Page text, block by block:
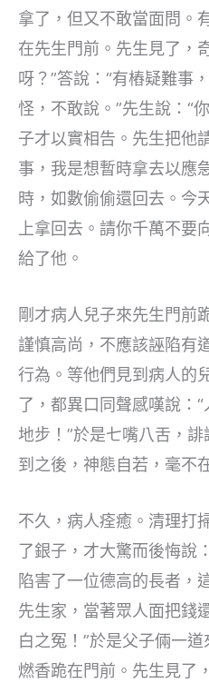
拿了，但又不敢當面問。
在先生門前。先生見了，
呀？”答說：“有樁疑難事
怪，不敢說。”先生說：“
子才以實相告。先生把他
事，我是想暫時拿去以應
時，如數偷偷還回去。今
上拿回去。請你千萬不要
給了他。
剛才病人兒子來先生門前
謹慎高尚，不應該誣陷有
行為。等他們見到病人的
了，都異口同聲感嘆說：
地步！”於是七嘴八舌，
到之後，神態自若，毫不
不久，病人痊癒。清理打
了銀子，才大驚而後悔說
陷害了一位德高的長者，
先生家，當著眾人面把錢
白之冤！”於是父子倆一
燃香跪在門前。先生見了